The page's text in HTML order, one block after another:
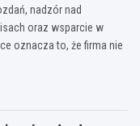
nadzór nad
oraz wsparcie w
oznacza to, że firma nie